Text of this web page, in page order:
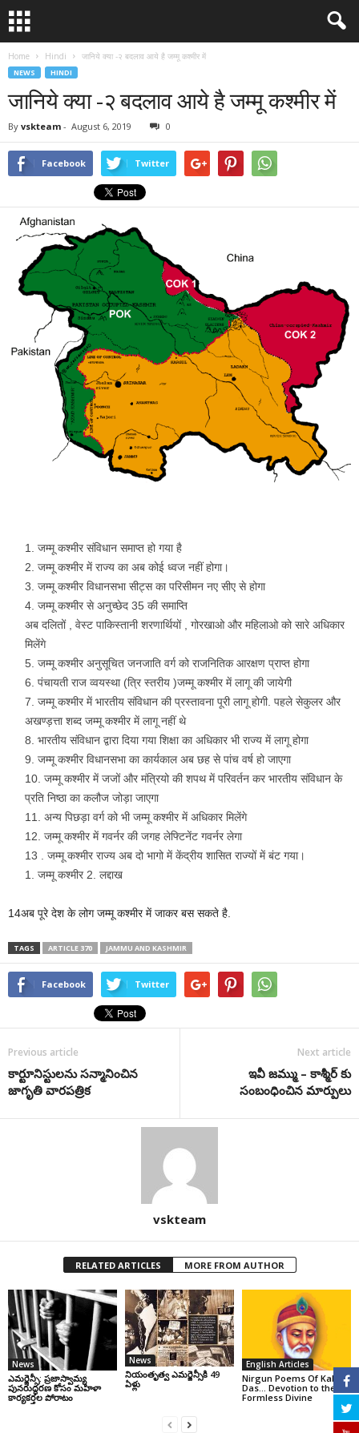
Home Hindi जानिये क्या -२ बदलाव आये है जम्मू कश्मीर में
NEWS HINDI
जानिये क्या -२ बदलाव आये है जम्मू कश्मीर में
By vskteam - August 6, 2019 0
Facebook Twitter
जम्मू कश्मीर संविधान समाप्त हो गया है
जम्मू कश्मीर में राज्य का अब कोई ध्वज नहीं होगा।
जम्मू कश्मीर विधानसभा सीट्स का परिसीमन नए सीए से होगा
जम्मू कश्मीर से अनुच्छेद 35 की समाप्ति
अब दलितों , वेस्ट पाकिस्तानी शरणार्थियों , गोरखाओ और महिलाओ को सारे अधिकार
मिलेंगे
जम्मू कश्मीर अनुसूचित जनजाति वर्ग को राजनितिक आरक्षण प्राप्त होगा
पंचायती राज व्वयस्था (त्रि स्तरीय )जम्मू कश्मीर में लागू की जायेगी
जम्मू कश्मीर में भारतीय संविधान की प्रस्तावना पूरी लागू होगी. पहले सेकुलर और
अखण्ड़त्ता शब्द जम्मू कश्मीर में लागू नहीं थे
भारतीय संविधान द्वारा दिया गया शिक्षा का अधिकार भी राज्य में लागू होगा
जम्मू कश्मीर विधानसभा का कार्यकाल अब छह से पांच वर्ष हो जाएगा
जम्मू कश्मीर में जजों और मंत्रियो की शपथ में परिवर्तन कर भारतीय संविधान के
प्रति निष्ठा का कलौज जोड़ा जाएगा
अन्य पिछड़ा वर्ग को भी जम्मू कश्मीर में अधिकार मिलेंगे
जम्मू कश्मीर में गवर्नर की जगह लेफ्टिनेंट गवर्नर लेगा
13 . जम्मू कश्मीर राज्य अब दो भागो में केंद्रीय शासित राज्यों में बंट गया।
1. जम्मू कश्मीर 2. लद्दाख
14अब पूरे देश के लोग जम्मू कश्मीर में जाकर बस सकते है.
TAGS ARTICLE 370 JAMMU AND KASHMIR
Facebook Twitter
Previous article
కార్టూనిస్టులను సన్మానించిన
జాగృతి వారపత్రిక
Next article
ఇవీ జమ్ము – కాశ్మీర్ కు
సంబంధించిన మార్పులు
vskteam
RELATED ARTICLES MORE FROM AUTHOR
News
ఎమర్జెన్సీ: ప్రజాస్వామ్య
పునరుద్ధరణ కోసం మహిళా
కార్యకర్తల పోరాటం
News
నియంతృత్వ ఎమర్జెన్సీకి 49
ఏళ్లు
English Articles
Nirgun Poems Of Kabir
Das… Devotion to the
Formless Divine